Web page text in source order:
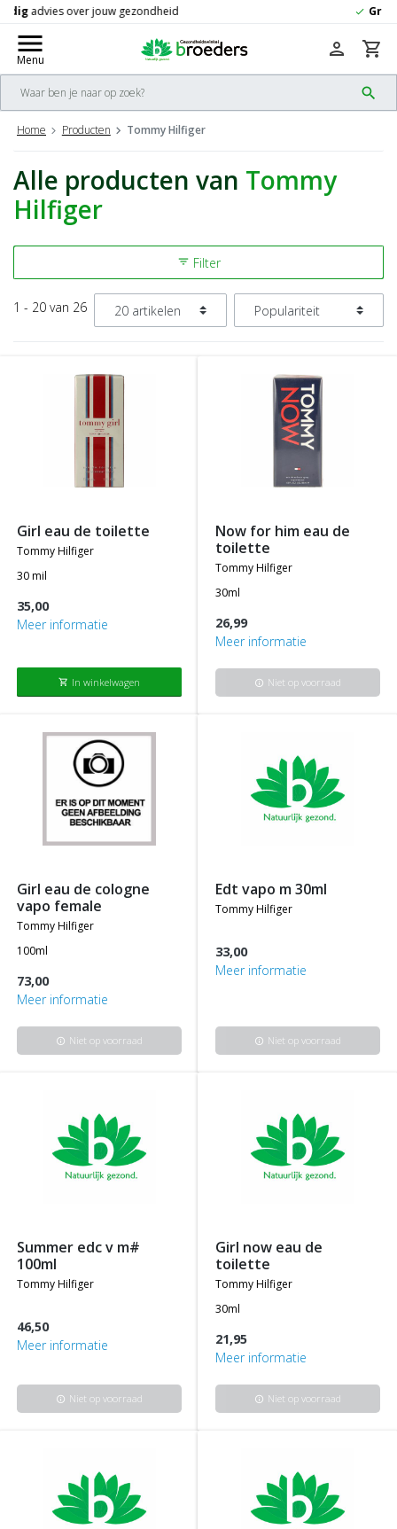
check Gratisverzending vanaf 50,-
menu
Menu
search
person shopping_cart
Home Producten Tommy Hilfiger
Alle producten van Tommy
Hilfiger
filter_list Filter
1 - 20 van 26
girl eau de toilette
tommy hilfiger
30 mil
35,00
Meer informatie
shopping_cart In winkelwagen
now for him eau de
toilette
tommy hilfiger
30ml
26,99
Meer informatie
info Niet op voorraad
girl eau de cologne
vapo female
tommy hilfiger
100ml
73,00
Meer informatie
info Niet op voorraad
edt vapo m 30ml
tommy hilfiger
33,00
Meer informatie
info Niet op voorraad
summer edc v m#
100ml
tommy hilfiger
46,50
Meer informatie
info Niet op voorraad
girl now eau de
toilette
tommy hilfiger
30ml
21,95
Meer informatie
info Niet op voorraad